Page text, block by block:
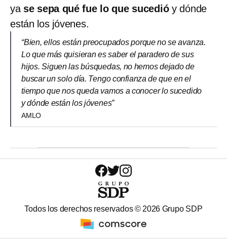
yase sepa qué fue lo que sucedióy dónde
están los jóvenes.
“Bien, ellos están preocupados porque no se avanza.
Lo que más quisieran es saber el paradero de sus
hijos. Siguen las búsquedas, no hemos dejado de
buscar un solo día. Tengo confianza de que en el
tiempo que nos queda vamos a conocer lo sucedido
y dónde están los jóvenes”
AMLO
Todos los derechos reservados © 2026 Grupo SDP